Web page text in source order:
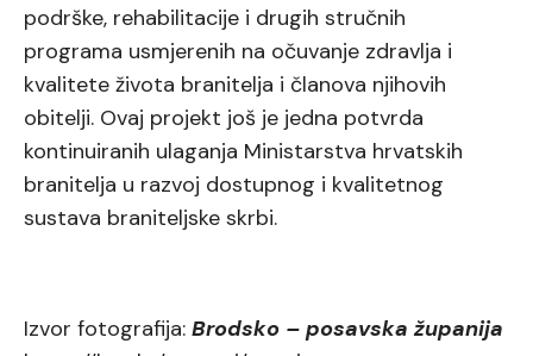
podrške, rehabilitacije i drugih stručnih
programa usmjerenih na očuvanje zdravlja i
kvalitete života branitelja i članova njihovih
obitelji. Ovaj projekt još je jedna potvrda
kontinuiranih ulaganja Ministarstva hrvatskih
branitelja u razvoj dostupnog i kvalitetnog
sustava braniteljske skrbi.
Izvor fotografija: Brodsko – posavska županija